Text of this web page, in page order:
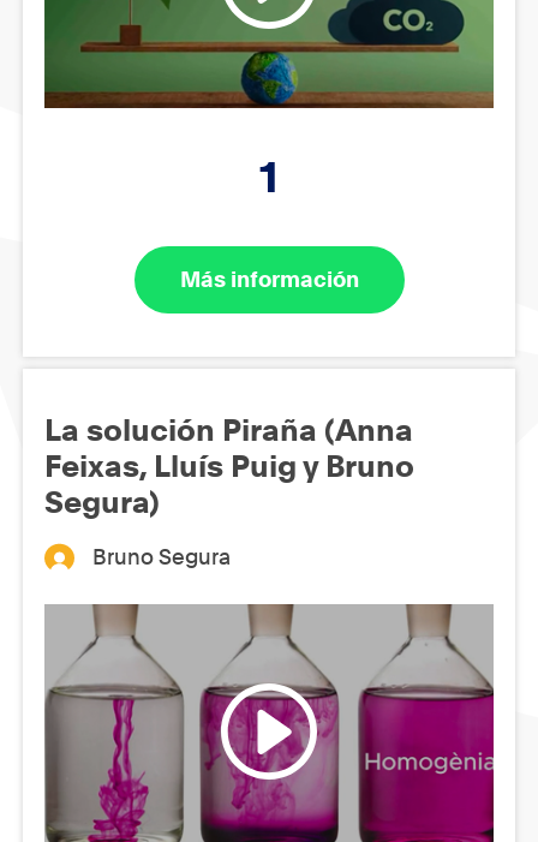
1
Más información
La solución Piraña (Anna
Feixas, Lluís Puig y Bruno
Segura)
Bruno Segura